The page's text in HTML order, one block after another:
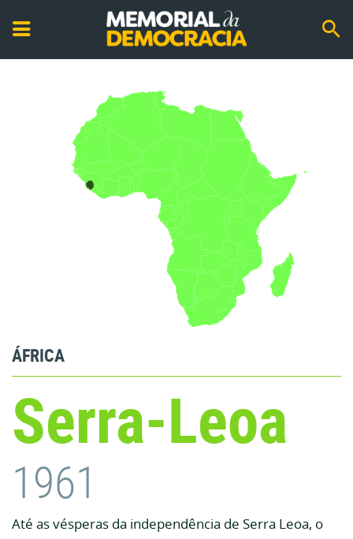
ÁFRICA
Serra-Leoa
1961
Até as vésperas da independência de Serra Leoa, o